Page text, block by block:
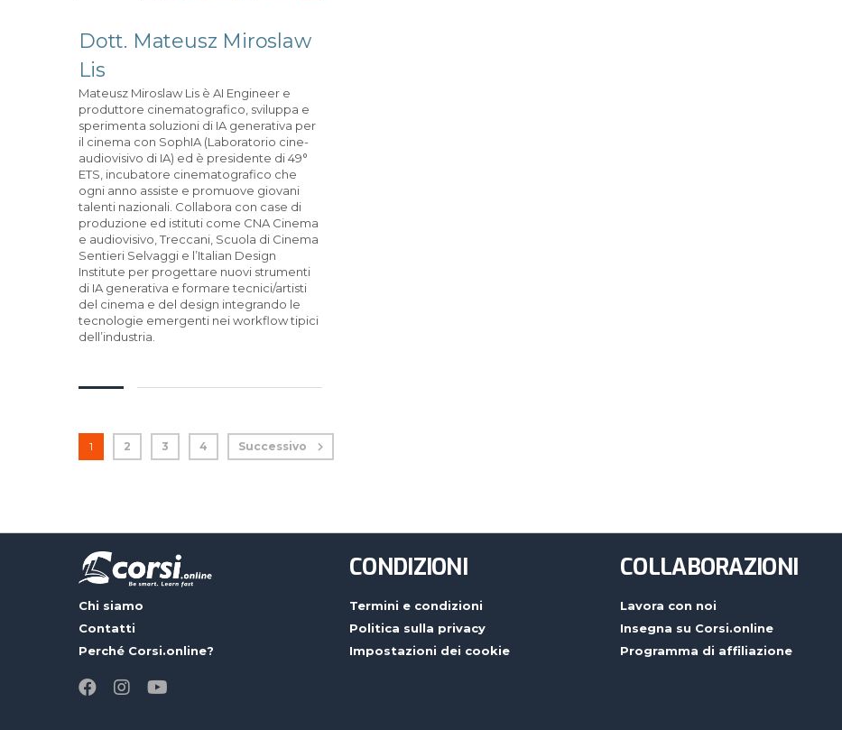
Dott. Mateusz Miroslaw
Lis
Mateusz Miroslaw Lis è AI Engineer e
produttore cinematografico, sviluppa e
sperimenta soluzioni di IA generativa per
il cinema con SophIA (Laboratorio cine-
audiovisivo di IA) ed è presidente di 49°
ETS, incubatore cinematografico che
ogni anno assiste e promuove giovani
talenti nazionali. Collabora con case di
produzione ed istituti come CNA Cinema
e audiovisivo, Treccani, Scuola di Cinema
Sentieri Selvaggi e l’Italian Design
Institute per progettare nuovi strumenti
di IA generativa e formare tecnici/artisti
del cinema e del design integrando le
tecnologie emergenti nei workflow tipici
dell’industria.
1 2 3 4 Successivo
Chi siamo
Contatti
Perché Corsi.online?
CONDIZIONI
Termini e condizioni
Politica sulla privacy
Impostazioni dei cookie
COLLABORAZIONI
Lavora con noi
Insegna su Corsi.online
Programma di affiliazione